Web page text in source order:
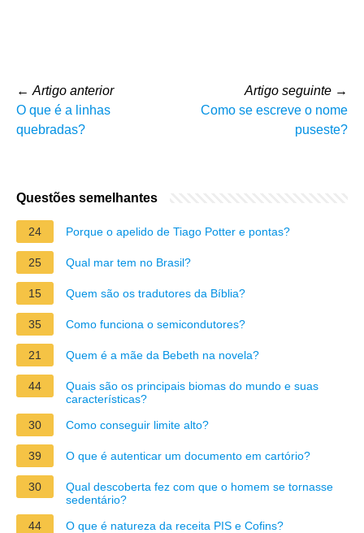
← Artigo anterior
O que é a linhas
quebradas?
Artigo seguinte →
Como se escreve o nome
puseste?
Questões semelhantes
24 Porque o apelido de Tiago Potter e pontas?
25 Qual mar tem no Brasil?
15 Quem são os tradutores da Bíblia?
35 Como funciona o semicondutores?
21 Quem é a mãe da Bebeth na novela?
44
Quais são os principais biomas do mundo e suas
características?
30
Como conseguir limite alto?
39 O que é autenticar um documento em cartório?
30
Qual descoberta fez com que o homem se tornasse
sedentário?
44
O que é natureza da receita PIS e Cofins?